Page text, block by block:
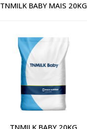
TNMILK BABY MAIS 20KG
TNMILK BABY 20KG